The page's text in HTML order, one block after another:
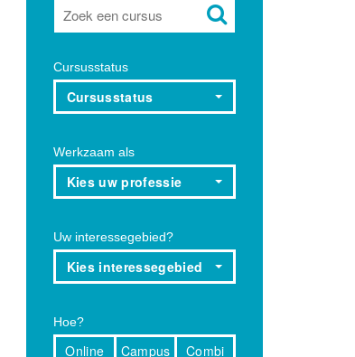
Cursusstatus
Cursusstatus
Werkzaam als
Kies uw professie
Uw interessegebied?
Kies interessegebied
Hoe?
Online Campus Combi